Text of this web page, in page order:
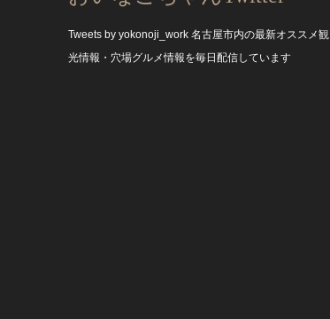
Tweets by yokonoji_work 名古屋市内の最新オススメ観
光情報・穴場グルメ情報を毎日配信しています